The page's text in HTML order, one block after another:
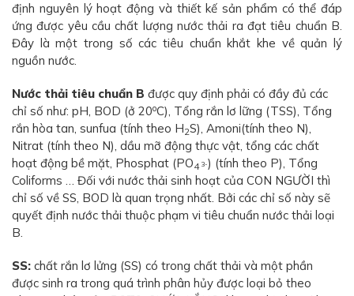
định nguyên lý hoạt động và thiết kế sản phẩm có thể đáp
ứng được yêu cầu chất lượng nước thải ra đạt tiêu chuẩn B.
Đây là một trong số các tiêu chuẩn khắt khe về quản lý
nguồn nước.
Nước thải tiêu chuẩn B được quy định phải có đầy đủ các
chỉ số như: pH, BOD (ở 20oC), Tổng rắn lơ lững (TSS), Tổng
rắn hòa tan, sunfua (tính theo H2S), Amoni(tính theo N),
Nitrat (tính theo N), dầu mỡ động thực vật, tổng các chất
hoạt động bề mặt, Phosphat (PO4 3-) (tính theo P), Tổng
Coliforms … Đối với nước thải sinh hoạt của CON NGƯỜI thì
chỉ số về SS, BOD là quan trọng nhất. Bởi các chỉ số này sẽ
quyết định nước thải thuộc phạm vi tiêu chuẩn nước thải loại
B.
SS: chất rắn lơ lửng (SS) có trong chất thải và một phần
được sinh ra trong quá trình phân hủy được loại bỏ theo